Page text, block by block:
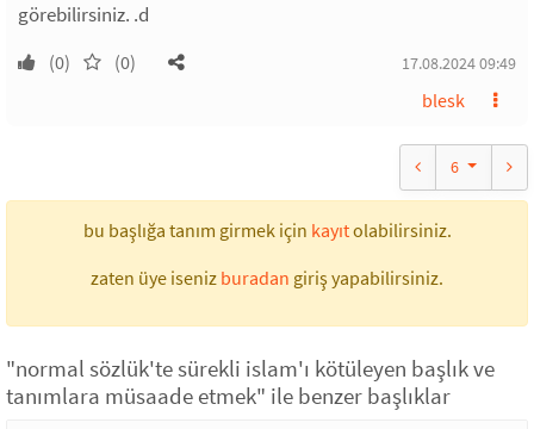
görebilirsiniz. .d
(0) (0) 17.08.2024 09:49
blesk
6
bu başlığa tanım girmek için kayıtolabilirsiniz.
zaten üye iseniz buradan giriş yapabilirsiniz.
"normal sözlük'te sürekli islam'ı kötüleyen başlık ve
tanımlara müsaade etmek" ile benzer başlıklar